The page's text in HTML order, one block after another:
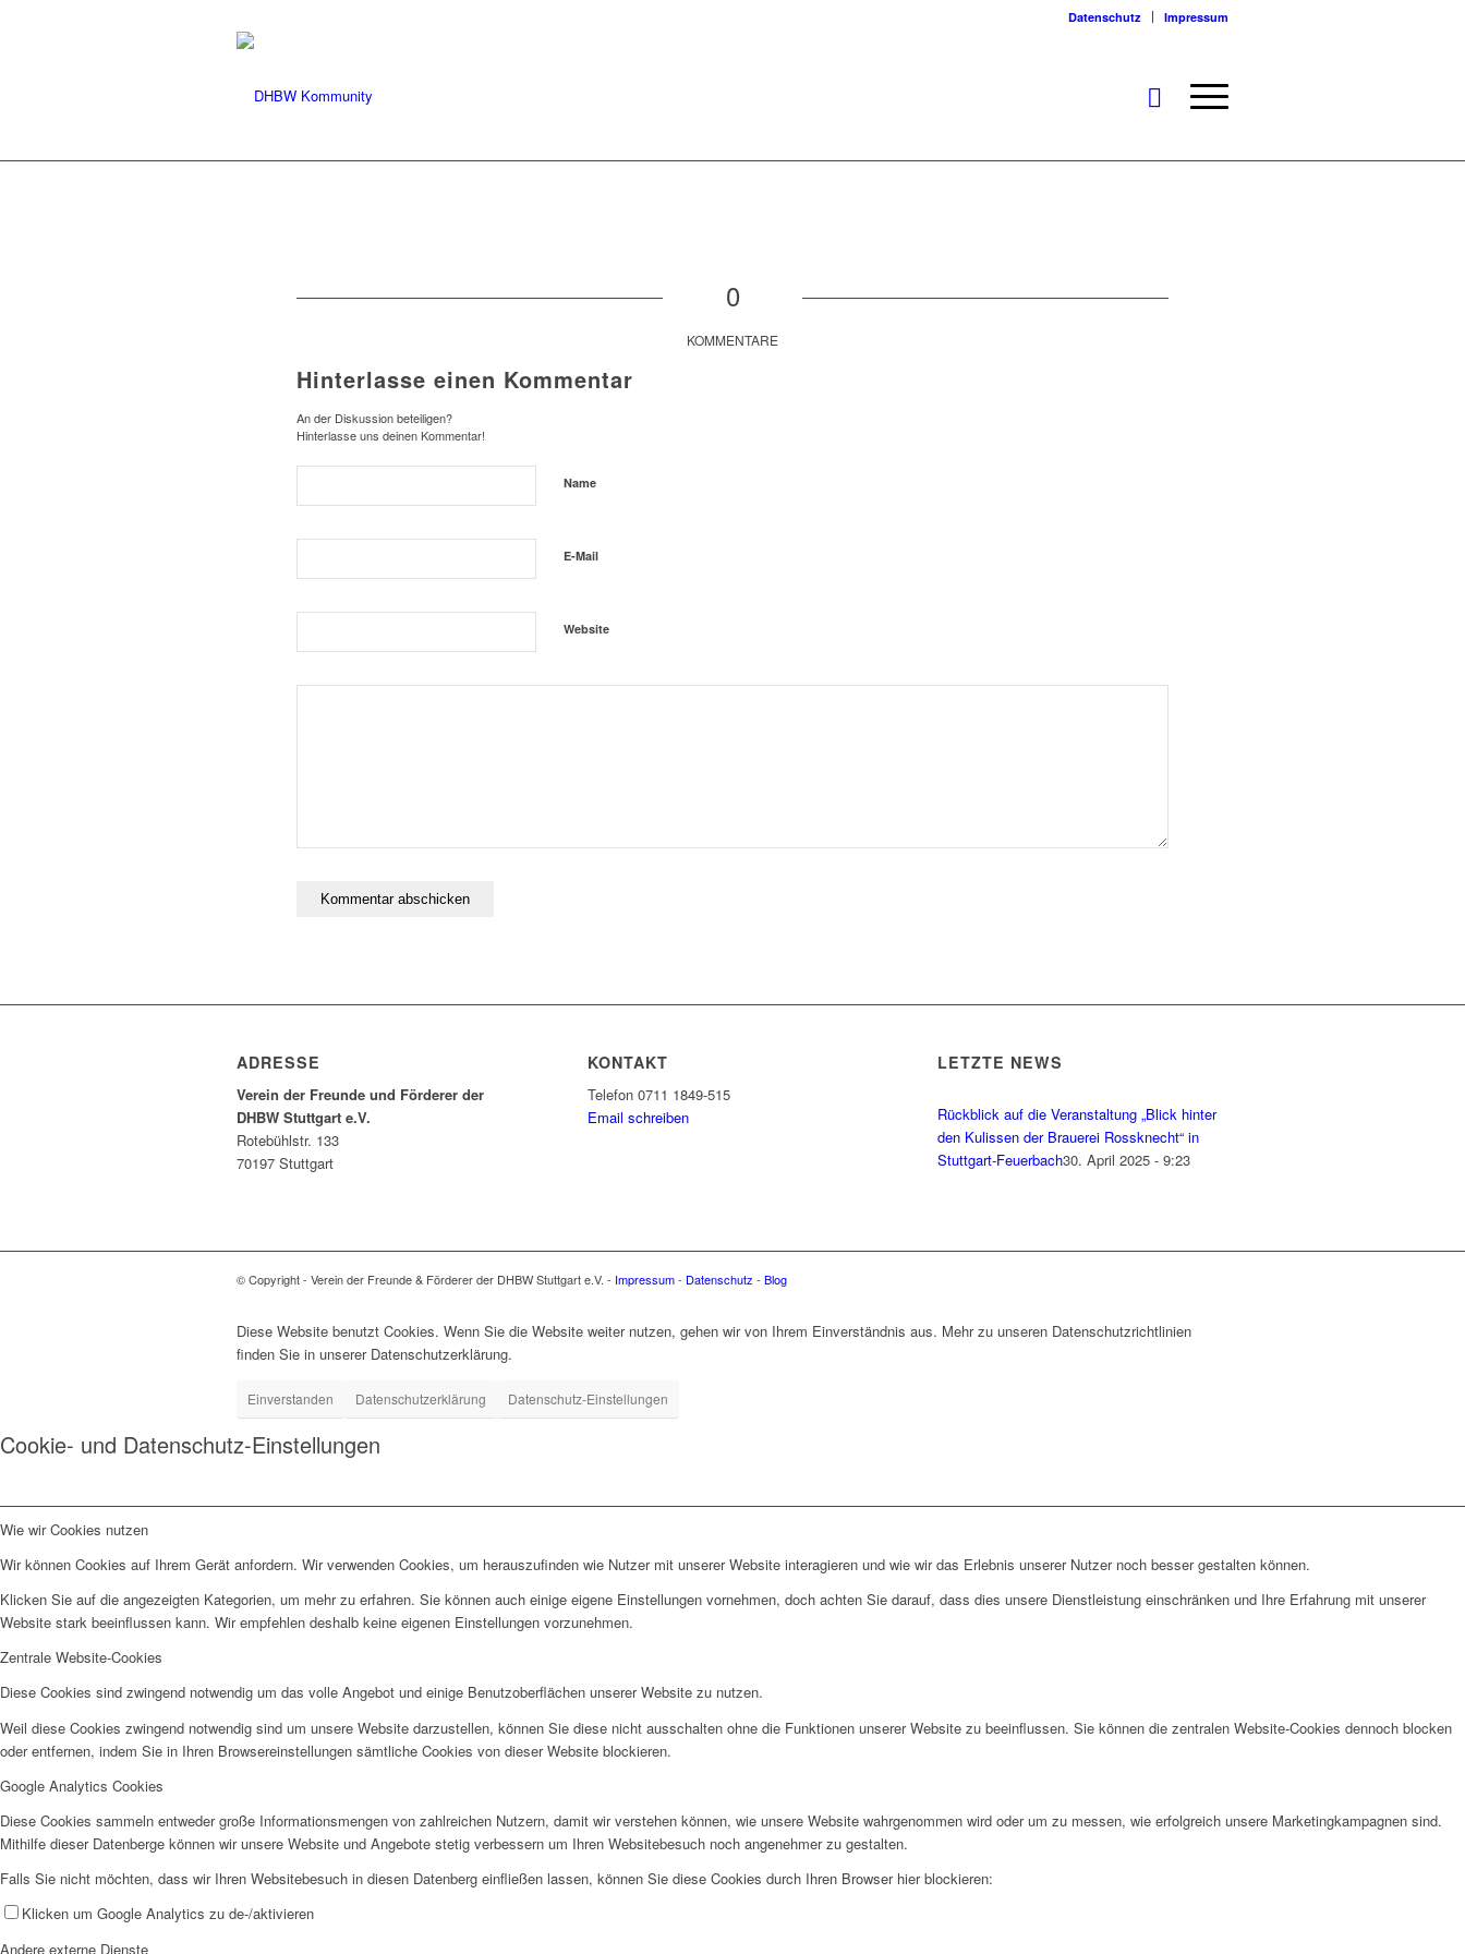
Datenschutz Impressum
0
KOMMENTARE
Hinterlasse einen Kommentar
An der Diskussion beteiligen?
Hinterlasse uns deinen Kommentar!
Name
E-Mail
Website
ADRESSE
Verein der Freunde und Förderer der
DHBW Stuttgart e.V.
Rotebühlstr. 133
70197 Stuttgart
KONTAKT
Telefon 0711 1849-515
Email schreiben
LETZTE NEWS
Rückblick auf die Veranstaltung „Blick hinter
den Kulissen der Brauerei Rossknecht“ in
Stuttgart-Feuerbach30. April 2025 - 9:23
© Copyright - Verein der Freunde & Förderer der DHBW Stuttgart e.V. - Impressum- Datenschutz - Blog
Diese Website benutzt Cookies. Wenn Sie die Website weiter nutzen, gehen wir von Ihrem Einverständnis aus. Mehr zu unseren Datenschutzrichtlinien
finden Sie in unserer Datenschutzerklärung.
Einverstanden Datenschutzerklärung Datenschutz-Einstellungen
Cookie- und Datenschutz-Einstellungen
Wie wir Cookies nutzen
Wir können Cookies auf Ihrem Gerät anfordern. Wir verwenden Cookies, um herauszufinden wie Nutzer mit unserer Website interagieren und wie wir das Erlebnis unserer Nutzer noch besser gestalten können.
Klicken Sie auf die angezeigten Kategorien, um mehr zu erfahren. Sie können auch einige eigene Einstellungen vornehmen, doch achten Sie darauf, dass dies unsere Dienstleistung einschränken und Ihre Erfahrung mit unserer
Website stark beeinflussen kann. Wir empfehlen deshalb keine eigenen Einstellungen vorzunehmen.
Zentrale Website-Cookies
Diese Cookies sind zwingend notwendig um das volle Angebot und einige Benutzoberflächen unserer Website zu nutzen.
Weil diese Cookies zwingend notwendig sind um unsere Website darzustellen, können Sie diese nicht ausschalten ohne die Funktionen unserer Website zu beeinflussen. Sie können die zentralen Website-Cookies dennoch blocken
oder entfernen, indem Sie in Ihren Browsereinstellungen sämtliche Cookies von dieser Website blockieren.
Google Analytics Cookies
Diese Cookies sammeln entweder große Informationsmengen von zahlreichen Nutzern, damit wir verstehen können, wie unsere Website wahrgenommen wird oder um zu messen, wie erfolgreich unsere Marketingkampagnen sind.
Mithilfe dieser Datenberge können wir unsere Website und Angebote stetig verbessern um Ihren Websitebesuch noch angenehmer zu gestalten.
Falls Sie nicht möchten, dass wir Ihren Websitebesuch in diesen Datenberg einfließen lassen, können Sie diese Cookies durch Ihren Browser hier blockieren:
Klicken um Google Analytics zu de-/aktivieren
Andere externe Dienste